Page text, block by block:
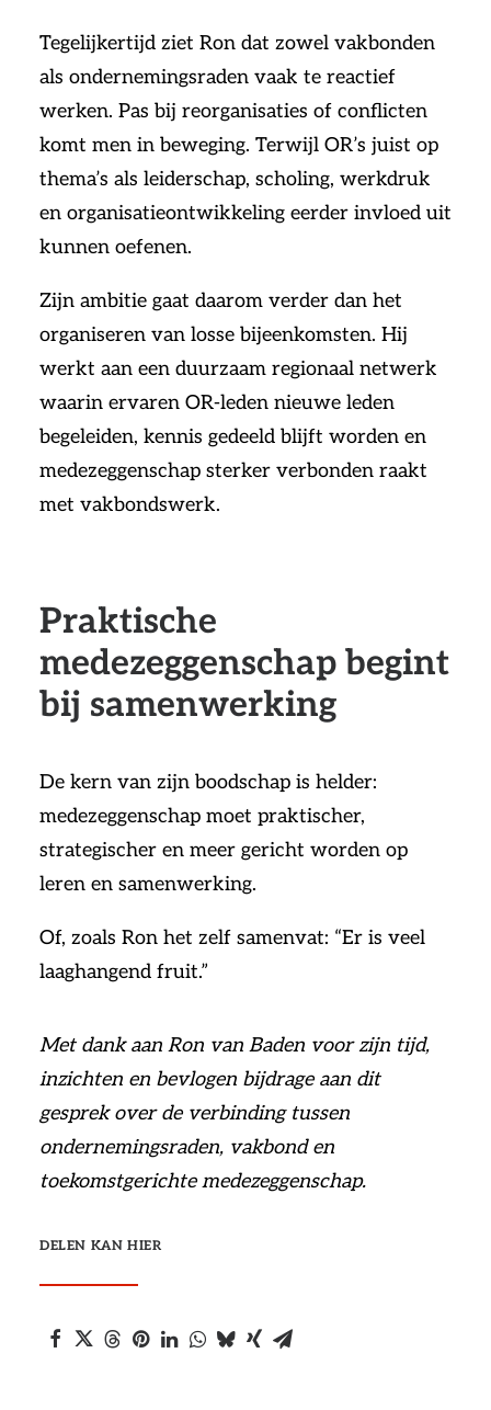
Tegelijkertijd ziet Ron dat zowel vakbonden
als ondernemingsraden vaak te reactief
werken. Pas bij reorganisaties of conflicten
komt men in beweging. Terwijl OR’s juist op
thema’s als leiderschap, scholing, werkdruk
en organisatieontwikkeling eerder invloed uit
kunnen oefenen.
Zijn ambitie gaat daarom verder dan het
organiseren van losse bijeenkomsten. Hij
werkt aan een duurzaam regionaal netwerk
waarin ervaren OR-leden nieuwe leden
begeleiden, kennis gedeeld blijft worden en
medezeggenschap sterker verbonden raakt
met vakbondswerk.
Praktische
medezeggenschap begint
bij samenwerking
De kern van zijn boodschap is helder:
medezeggenschap moet praktischer,
strategischer en meer gericht worden op
leren en samenwerking.
Of, zoals Ron het zelf samenvat: “Er is veel
laaghangend fruit.”
Met dank aan Ron van Baden voor zijn tijd,
inzichten en bevlogen bijdrage aan dit
gesprek over de verbinding tussen
ondernemingsraden, vakbond en
toekomstgerichte medezeggenschap.
DELEN KAN HIER